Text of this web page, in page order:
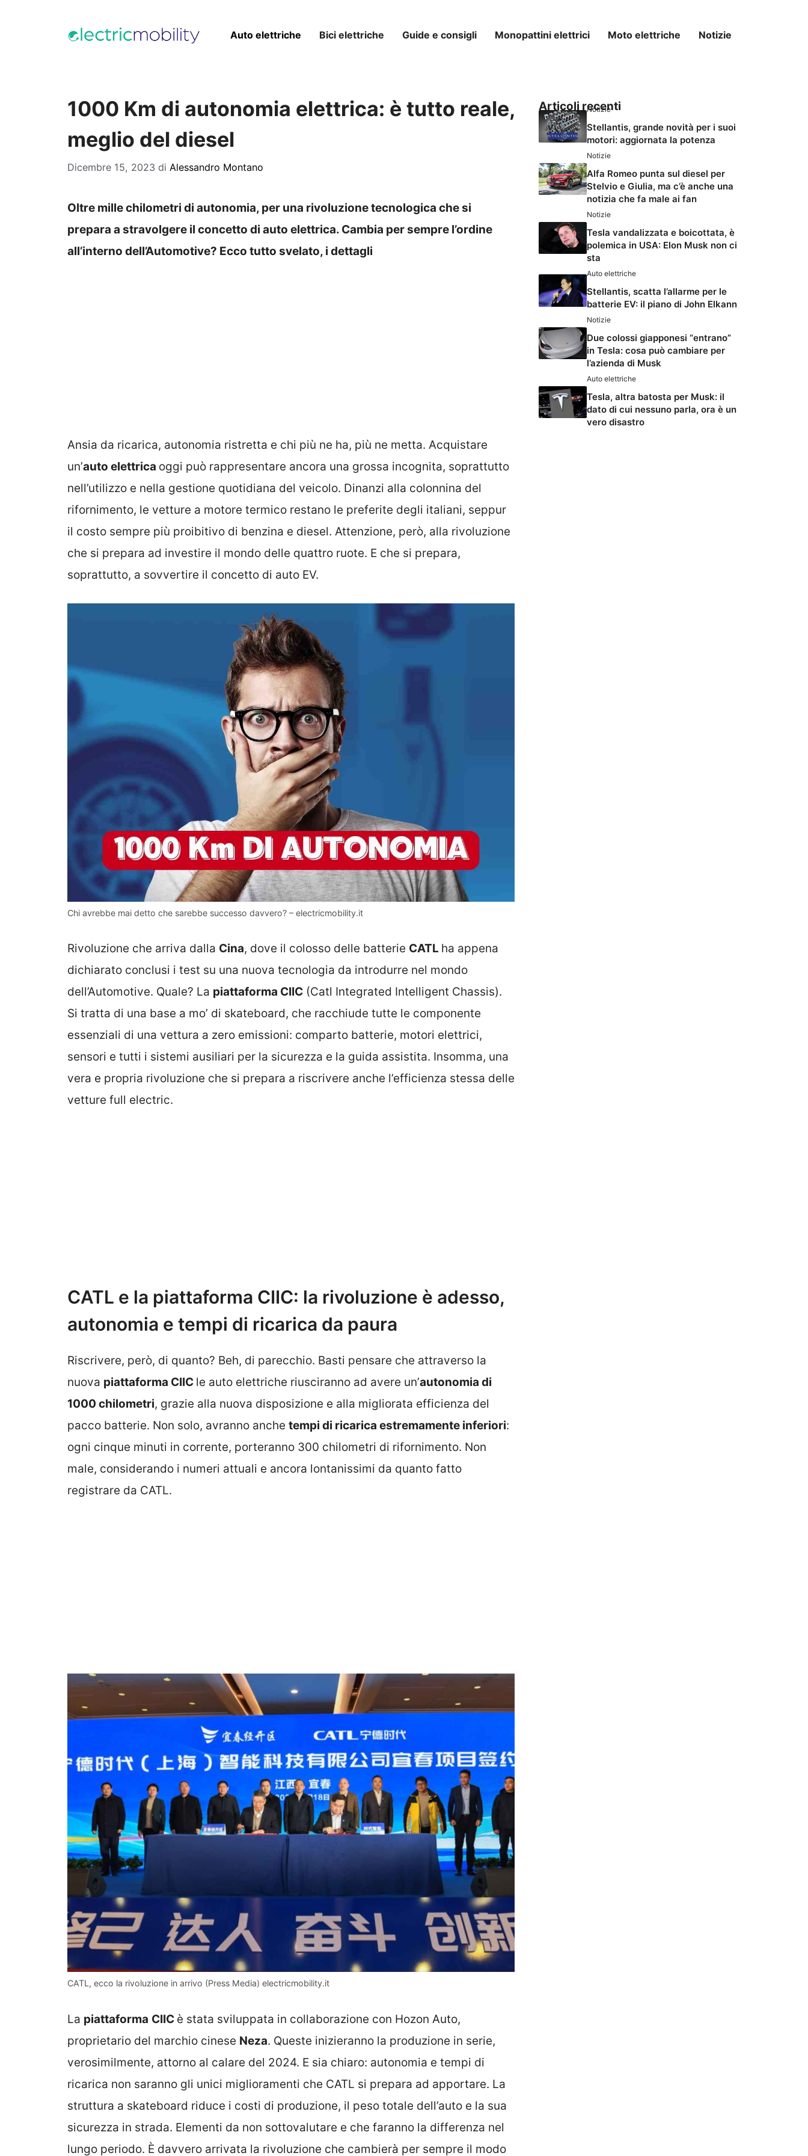
Auto elettriche Bici elettriche Guide e consigli Monopattini elettrici Moto elettriche Notizie
1000 Km di autonomia elettrica: è tutto reale,
meglio del diesel
Dicembre 15, 2023 di Alessandro Montano
Oltre mille chilometri di autonomia, per una rivoluzione tecnologica che si
prepara a stravolgere il concetto di auto elettrica. Cambia per sempre l’ordine
all’interno dell’Automotive? Ecco tutto svelato, i dettagli
Ansia da ricarica, autonomia ristretta e chi più ne ha, più ne metta. Acquistare
un’auto elettrica oggi può rappresentare ancora una grossa incognita, soprattutto
nell’utilizzo e nella gestione quotidiana del veicolo. Dinanzi alla colonnina del
rifornimento, le vetture a motore termico restano le preferite degli italiani, seppur
il costo sempre più proibitivo di benzina e diesel. Attenzione, però, alla rivoluzione
che si prepara ad investire il mondo delle quattro ruote. E che si prepara,
soprattutto, a sovvertire il concetto di auto EV.
Chi avrebbe mai detto che sarebbe successo davvero? – electricmobility.it
Rivoluzione che arriva dalla Cina, dove il colosso delle batterie CATL ha appena
dichiarato conclusi i test su una nuova tecnologia da introdurre nel mondo
dell’Automotive. Quale? La piattaforma CIIC (Catl Integrated Intelligent Chassis).
Si tratta di una base a mo’ di skateboard, che racchiude tutte le componente
essenziali di una vettura a zero emissioni: comparto batterie, motori elettrici,
sensori e tutti i sistemi ausiliari per la sicurezza e la guida assistita. Insomma, una
vera e propria rivoluzione che si prepara a riscrivere anche l’efficienza stessa delle
vetture full electric.
CATL e la piattaforma CIIC: la rivoluzione è adesso,
autonomia e tempi di ricarica da paura
Riscrivere, però, di quanto? Beh, di parecchio. Basti pensare che attraverso la
nuova piattaforma CIIC le auto elettriche riusciranno ad avere un’autonomia di
1000 chilometri, grazie alla nuova disposizione e alla migliorata efficienza del
pacco batterie. Non solo, avranno anche tempi di ricarica estremamente inferiori:
ogni cinque minuti in corrente, porteranno 300 chilometri di rifornimento. Non
male, considerando i numeri attuali e ancora lontanissimi da quanto fatto
registrare da CATL.
CATL, ecco la rivoluzione in arrivo (Press Media) electricmobility.it
La piattaforma CIIC è stata sviluppata in collaborazione con Hozon Auto,
proprietario del marchio cinese Neza. Queste inizieranno la produzione in serie,
verosimilmente, attorno al calare del 2024. E sia chiaro: autonomia e tempi di
ricarica non saranno gli unici miglioramenti che CATL si prepara ad apportare. La
struttura a skateboard riduce i costi di produzione, il peso totale dell’auto e la sua
sicurezza in strada. Elementi da non sottovalutare e che faranno la differenza nel
lungo periodo. È davvero arrivata la rivoluzione che cambierà per sempre il modo
Articoli recenti
Notizie
Stellantis, grande novità per i suoi
motori: aggiornata la potenza
Notizie
Alfa Romeo punta sul diesel per
Stelvio e Giulia, ma c’è anche una
notizia che fa male ai fan
Notizie
Tesla vandalizzata e boicottata, è
polemica in USA: Elon Musk non ci
sta
Auto elettriche
Stellantis, scatta l’allarme per le
batterie EV: il piano di John Elkann
Notizie
Due colossi giapponesi “entrano”
in Tesla: cosa può cambiare per
l’azienda di Musk
Auto elettriche
Tesla, altra batosta per Musk: il
dato di cui nessuno parla, ora è un
vero disastro